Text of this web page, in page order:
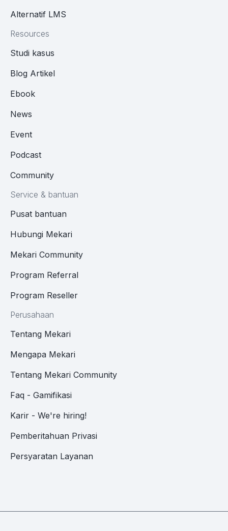
Alternatif LMS
Resources
Studi kasus
Blog Artikel
Ebook
News
Event
Podcast
Community
Service & bantuan
Pusat bantuan
Hubungi Mekari
Mekari Community
Program Referral
Program Reseller
Perusahaan
Tentang Mekari
Mengapa Mekari
Tentang Mekari Community
Faq - Gamifikasi
Karir - We're hiring!
Pemberitahuan Privasi
Persyaratan Layanan